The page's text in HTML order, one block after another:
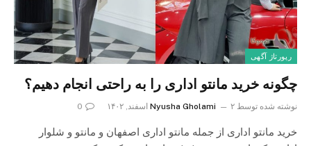
رپورتاژ آگهی
چگونه خرید مانتو اداری را به راحتی انجام دهیم؟
نوشته شده توسط Nyusha Gholami ۲ اسفند, ۱۴۰۲ 0
خرید مانتو اداری از جمله مانتو اداری اصفهان و مانتو و شلوار